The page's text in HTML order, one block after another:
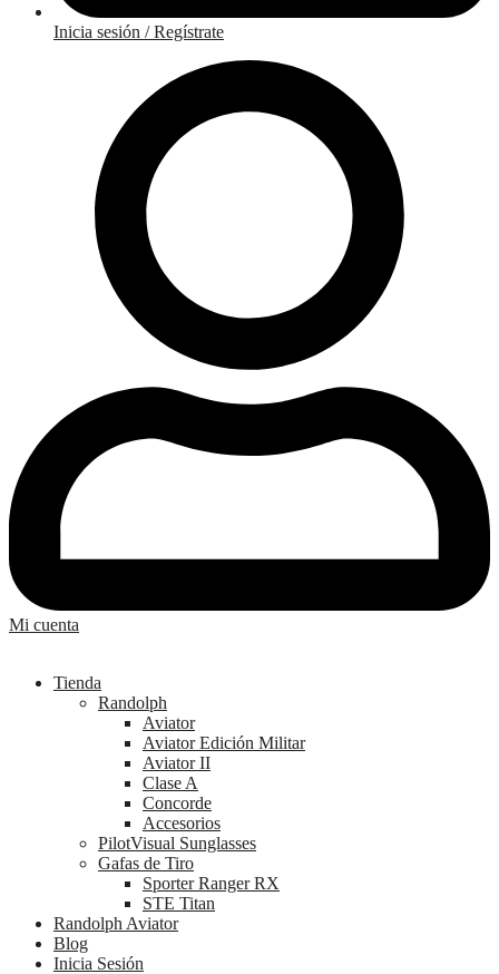
Inicia sesión / Regístrate
Mi cuenta
Tienda
Randolph
Aviator
Aviator Edición Militar
Aviator II
Clase A
Concorde
Accesorios
PilotVisual Sunglasses
Gafas de Tiro
Sporter Ranger RX
STE Titan
Randolph Aviator
Blog
Inicia Sesión